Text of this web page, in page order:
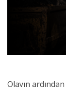
Olayın